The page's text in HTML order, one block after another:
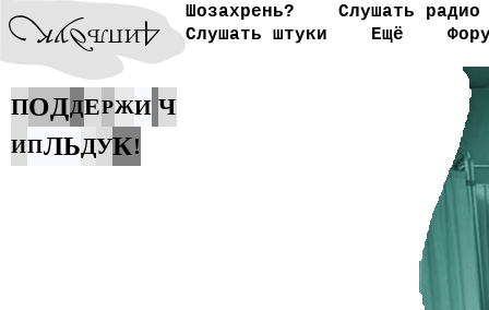
Шозахрень?
Слушать радио
Слушать штуки
Ещё
ПОДДЕРЖИ Ч
ИПЛЬДУК!